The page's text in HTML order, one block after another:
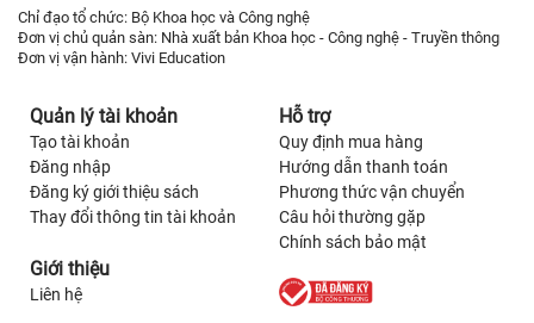
Chỉ đạo tổ chức: Bộ Khoa học và Công nghệ
Đơn vị chủ quản sàn: Nhà xuất bản Khoa học - Công nghệ - Truyền thông
Đơn vị vận hành: Vivi Education
Quản lý tài khoản
Tạo tài khoản
Đăng nhập
Đăng ký giới thiệu sách
Thay đổi thông tin tài khoản
Hỗ trợ
Quy định mua hàng
Hướng dẫn thanh toán
Phương thức vận chuyển
Câu hỏi thường gặp
Chính sách bảo mật
Giới thiệu
Liên hệ